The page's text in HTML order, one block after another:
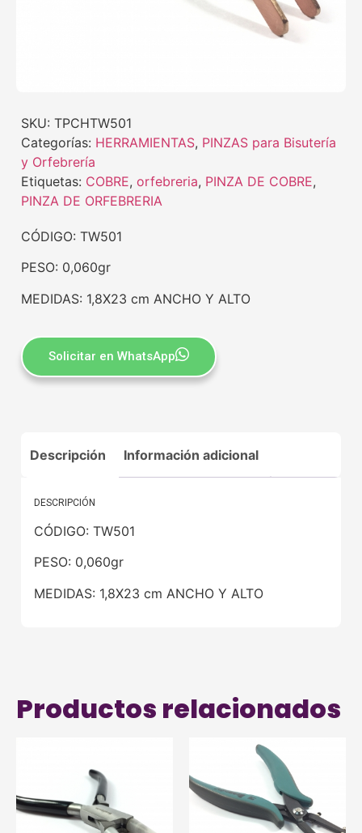
SKU: TPCHTW501
Categorías: HERRAMIENTAS, PINZAS para Bisutería
y Orfebrería
Etiquetas: COBRE, orfebreria, PINZA DE COBRE,
PINZA DE ORFEBRERIA
CÓDIGO: TW501
PESO: 0,060gr
MEDIDAS: 1,8X23 cm ANCHO Y ALTO
Solicitar en WhatsApp
Descripción Información adicional
DESCRIPCIÓN
CÓDIGO: TW501
PESO: 0,060gr
MEDIDAS: 1,8X23 cm ANCHO Y ALTO
Productos relacionados